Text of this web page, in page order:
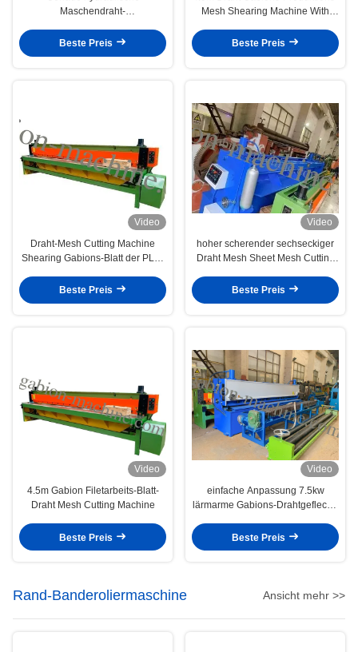
Maschendraht-
Blatt, 5.0mm maximaler
Beste Preis
Mesh Shearing Machine With
Beste Preis
Video
Draht-Mesh Cutting Machine
Shearing Gabions-Blatt der PLC-
Beste Preis
Video
hoher scherender sechseckiger
Draht Mesh Sheet Mesh Cutting
7.5kw
Beste Preis
Video
4.5m Gabion Filetarbeits-Blatt-
Draht Mesh Cutting Machine
Beste Preis
Video
einfache Anpassung 7.5kw
lärmarme Gabions-Drahtgeflecht-
Beste Preis
Rand-Banderoliermaschine Ansicht mehr >>